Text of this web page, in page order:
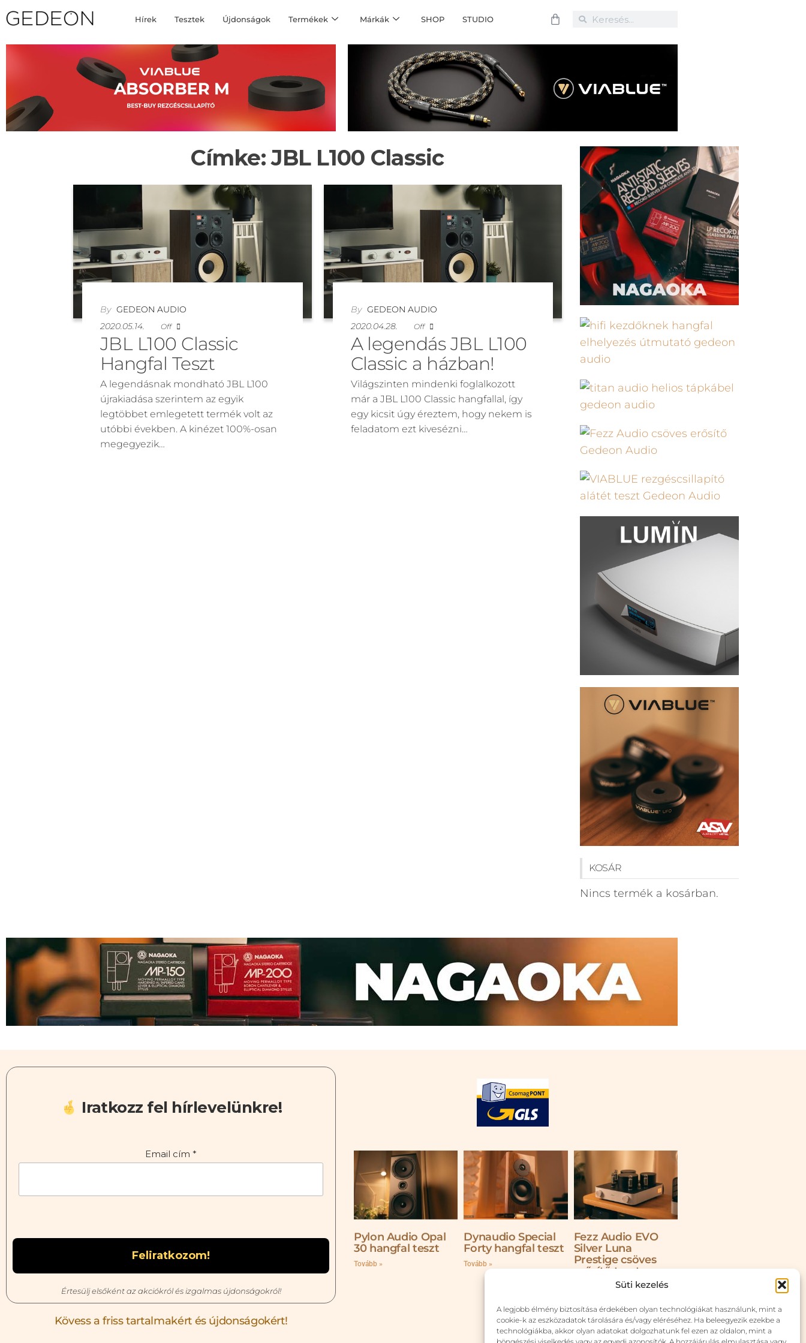
Süti kezelés
A legjobb élmény biztosítása érdekében olyan technológiákat használunk, mint a
cookie-k az eszközadatok tárolására és/vagy eléréséhez. Ha beleegyezik ezekbe a
technológiákba, akkor olyan adatokat dolgozhatunk fel ezen az oldalon, mint a
Hírek Tesztek Újdonságok Termékek Márkák SHOP STUDIO
Címke:JBL L100 Classic
By GEDEON AUDIO
2020.05.14.
Off
JBL L100 Classic
Hangfal Teszt
A legendásnak mondható JBL L100
újrakiadása szerintem az egyik
legtöbbet emlegetett termék volt az
utóbbi években. A kinézet 100%-osan
megegyezik…
By GEDEON AUDIO
2020.04.28.
Off
A legendás JBL L100
Classic a házban!
Világszinten mindenki foglalkozott
már a JBL L100 Classic hangfallal, így
egy kicsit úgy éreztem, hogy nekem is
feladatom ezt kivesézni…
KOSÁR
Nincs termék a kosárban.
Iratkozz fel hírlevelünkre!
Email cím *
Értesülj elsőként az akciókról és izgalmas újdonságokról!
Kövess a friss tartalmakért és újdonságokért!
Pylon Audio Opal
30 hangfal teszt
Tovább »
Dynaudio Special
Forty hangfal teszt
Tovább »
Fezz Audio EVO
Silver Luna
Prestige csöves
erősítő teszt